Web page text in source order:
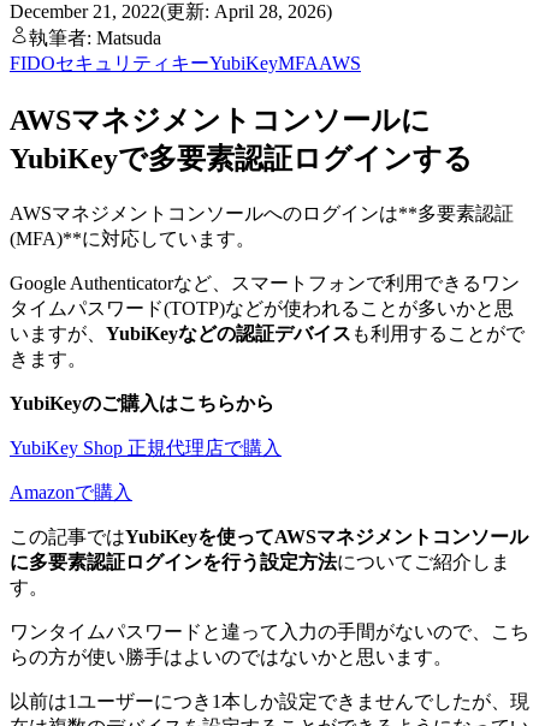
December 21, 2022(更新: April 28, 2026)
執筆者: Matsuda
FIDOセキュリティキーYubiKeyMFAAWS
AWSマネジメントコンソールに
YubiKeyで多要素認証ログインする
AWSマネジメントコンソールへのログインは**多要素認証
(MFA)**に対応しています。
Google Authenticatorなど、スマートフォンで利用できるワン
タイムパスワード(TOTP)などが使われることが多いかと思
いますが、 YubiKeyなどの認証デバイス も利用することがで
きます。
YubiKeyのご購入はこちらから
YubiKey Shop 正規代理店で購入
Amazonで購入
この記事ではYubiKeyを使ってAWSマネジメントコンソール
に多要素認証ログインを行う設定方法についてご紹介しま
す。
ワンタイムパスワードと違って入力の手間がないので、こち
らの方が使い勝手はよいのではないかと思います。
以前は1ユーザーにつき1本しか設定できませんでしたが、現